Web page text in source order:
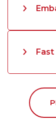
Fast